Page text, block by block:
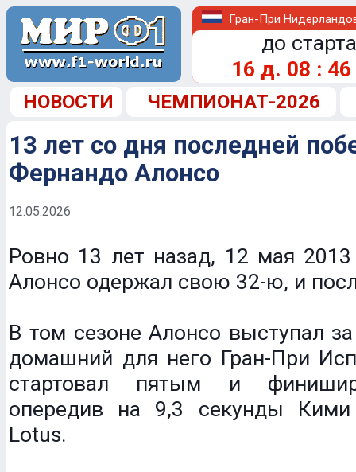
Гран-При
до
16 д. 08 : 46
НОВОСТИ ЧЕМПИОНАТ-2026
13 лет со дня последней
Фернандо Алонсо
12.05.2026
Ровно 13 лет назад, 12 мая
Алонсо одержал свою 32-ю, и
В том сезоне Алонсо выступал
домашний для него Гран-При
стартовал пятым и
опередив на 9,3 секунды Кими
Lotus.